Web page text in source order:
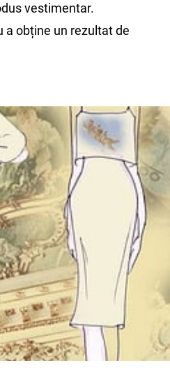
vestimentar.
a obține un rezultat de